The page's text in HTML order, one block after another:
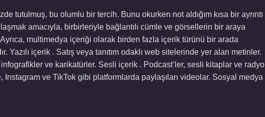
tutulmuş, bu olumlu bir tercih. Bunu okurken not aldığım kısa bir ayrıntı
amacıyla, birbirleriyle bağlantılı cümle ve görsellerin bir araya
multimedya içeriği olarak birden fazla içerik türünü bir arada
Yazılı içerik . Satış veya tanıtım odaklı web sitelerinde yer alan metinler.
ve karikatürler. Sesli içerik . Podcast’ler, sesli kitaplar ve radyo
Instagram ve TikTok gibi platformlarda paylaşılan videolar. Sosyal medya